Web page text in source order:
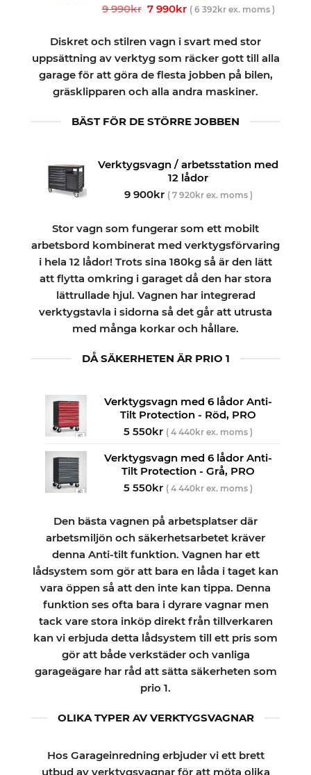
Betygsatt
3
kundrecensioner
9 990kr Det
var:
9
990kr.
7 990krDet
priset
är:
7
990kr.
(6 392kr ex. moms )
Diskret och stilren vagn i svart med stor
uppsättning av verktyg som räcker gott till alla
garage för att göra de flesta jobben på bilen,
gräsklipparen och alla andra maskiner.
BÄST FÖR DE STÖRRE JOBBEN
Verktygsvagn / arbetsstation med
12 lådor
9 900kr ( 7 920krex. moms )
Stor vagn som fungerar som ett mobilt
arbetsbord kombinerat med verktygsförvaring
i hela 12 lådor! Trots sina 180kg så är den lätt
att flytta omkring i garaget då den har stora
lättrullade hjul. Vagnen har integrerad
verktygstavla i sidorna så det går att utrusta
med många korkar och hållare.
DÅ SÄKERHETEN ÄR PRIO 1
Verktygsvagn med 6 lådor Anti-
Tilt Protection - Röd, PRO
5 550kr (4 440kr ex. moms )
Verktygsvagn med 6 lådor Anti-
Tilt Protection - Grå, PRO
5 550kr (4 440kr ex. moms )
Den bästa vagnen på arbetsplatser där
arbetsmiljön och säkerhetsarbetet kräver
denna Anti-tilt funktion. Vagnen har ett
lådsystem som gör att bara en låda i taget kan
vara öppen så att den inte kan tippa. Denna
funktion ses ofta bara i dyrare vagnar men
tack vare stora inköp direkt från tillverkaren
kan vi erbjuda detta lådsystem till ett pris som
gör att både verkstäder och vanliga
garageägare har råd att sätta säkerheten som
prio 1.
OLIKA TYPER AV VERKTYGSVAGNAR
Hos Garageinredning erbjuder vi ett brett
utbud av verktygsvagnar för att möta olika